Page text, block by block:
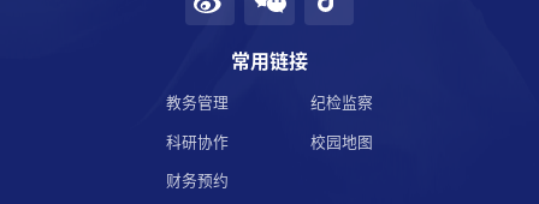
常用链接
教务管理
科研协作
财务预约
纪检监察
校园地图